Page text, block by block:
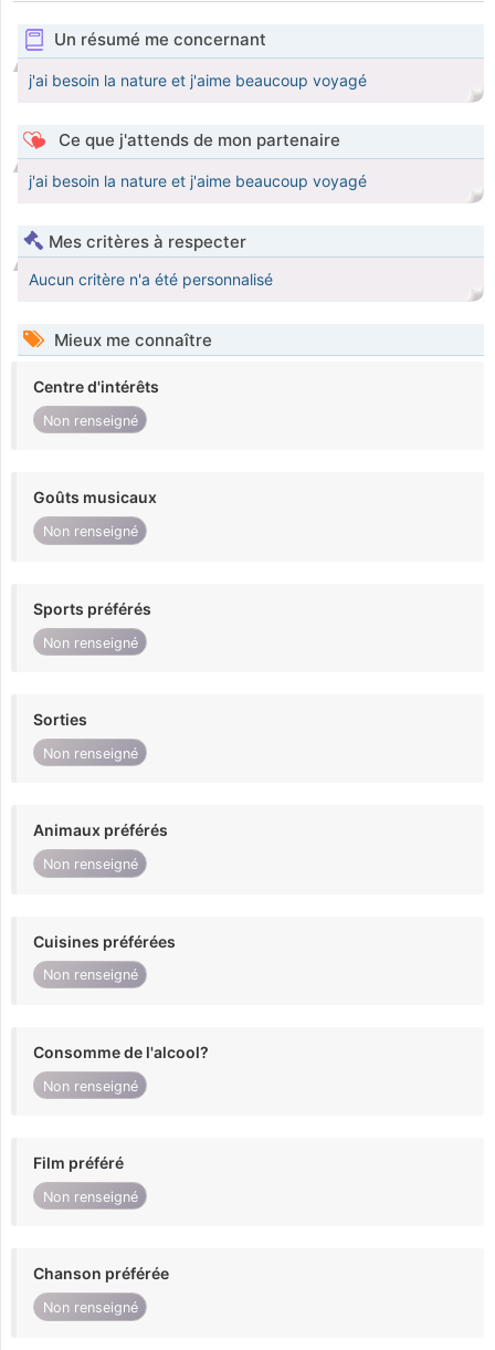
Un résumé me concernant
j'ai besoin la nature et j'aime beaucoup voyagé
Ce que j'attends de mon partenaire
j'ai besoin la nature et j'aime beaucoup voyagé
Mes critères à respecter
Aucun critère n'a été personnalisé
Mieux me connaître
Centre d'intérêts
Non renseigné
Goûts musicaux
Non renseigné
Sports préférés
Non renseigné
Sorties
Non renseigné
Animaux préférés
Non renseigné
Cuisines préférées
Non renseigné
Consomme de l'alcool?
Non renseigné
Film préféré
Non renseigné
Chanson préférée
Non renseigné